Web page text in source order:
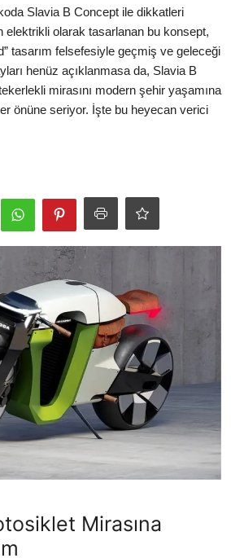
Slavia B Concept ile dikkatleri
elektrikli olarak tasarlanan bu konsept,
tasarım felsefesiyle geçmiş ve geleceği
henüz açıklanmasa da, Slavia B
mirasını modern şehir yaşamına
önüne seriyor. İşte bu heyecan verici
Mirasına